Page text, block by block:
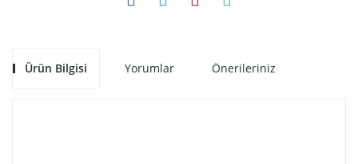
Ürün Bilgisi Yorumlar Önerileriniz